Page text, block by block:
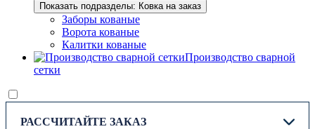
Показать подразделы: Ковка на заказ
Заборы кованые
Ворота кованые
Калитки кованые
Производство сварной
сетки
РАССЧИТАЙТЕ ЗАКАЗ